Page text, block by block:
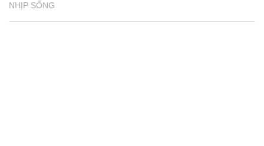
NHỊP SỐNG